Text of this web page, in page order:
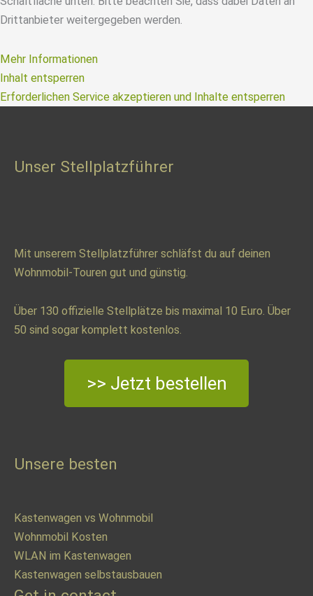
Drittanbieter weitergegeben werden.
Mehr Informationen
Inhalt entsperren
Erforderlichen Service akzeptieren und Inhalte entsperren
Unser Stellplatzführer
Mit unserem Stellplatzführer schläfst du auf deinen
Wohnmobil-Touren gut und günstig.
Über 130 offizielle Stellplätze bis maximal 10 Euro. Über
50 sind sogar komplett kostenlos.
>> Jetzt bestellen
Unsere besten
Kastenwagen vs Wohnmobil
Wohnmobil Kosten
WLAN im Kastenwagen
Kastenwagen selbstausbauen